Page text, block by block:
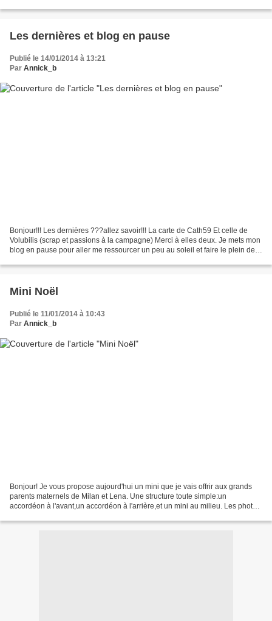
Les dernières et blog en pause
Publié le 14/01/2014 à 13:21
Par Annick_b
Bonjour!!! Les dernières ???allez savoir!!! La carte de Cath59 Et celle de
Volubilis (scrap et passions à la campagne) Merci à elles deux. Je mets mon
blog en pause pour aller me ressourcer un peu au soleil et faire le plein de
Mini Noël
Publié le 11/01/2014 à 10:43
Par Annick_b
Bonjour! Je vous propose aujourd'hui un mini que je vais offrir aux grands
parents maternels de Milan et Lena. Une structure toute simple:un
accordéon à l'avant,un accordéon à l'arrière,et un mini au milieu. Les photos